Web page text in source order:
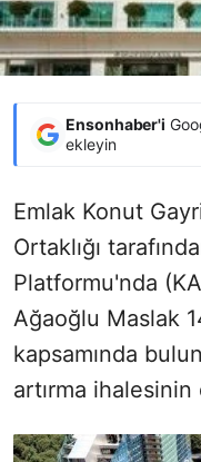
Ensonhaber'i
ekleyin
Emlak Konut
Ortaklığı
Platformu'nda
Ağaoğlu Maslak
kapsamında
artırma